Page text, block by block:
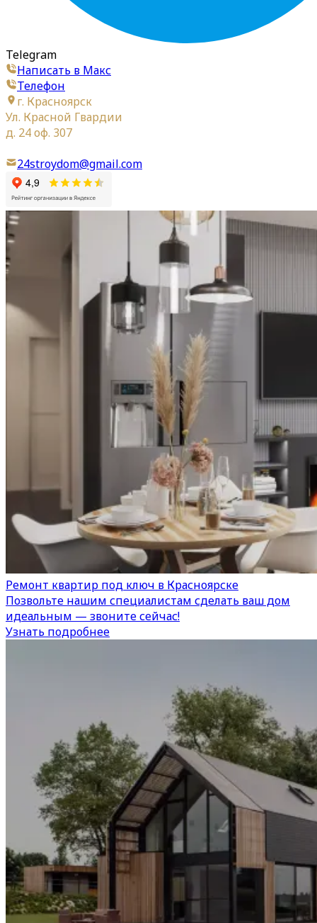
Telegram
Написать в Макс
Телефон
г. Красноярск
Ул. Красной Гвардии
д. 24 оф. 307
24stroydom@gmail.com
Ремонт квартир под ключ в Красноярске
Позвольте нашим специалистам сделать ваш дом
идеальным — звоните сейчас!
Узнать подробнее